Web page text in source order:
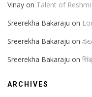
Vinay on Talent of
Sreerekha Bakaraju on
Sreerekha Bakaraju on
Sreerekha Bakaraju on
ARCHIVES